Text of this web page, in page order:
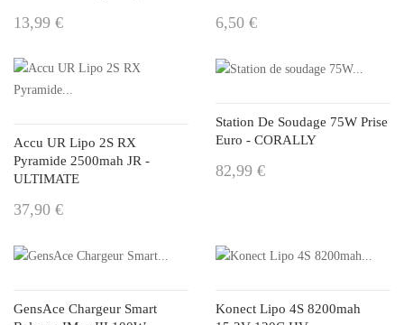
13,99 € 6,50 €
Accu UR Lipo 2S RX
Pyramide 2500mah JR -
ULTIMATE
37,90 €
Station De Soudage 75W Prise
Euro - CORALLY
82,99 €
GensAce Chargeur Smart
Konect Lipo 4S 8200mah